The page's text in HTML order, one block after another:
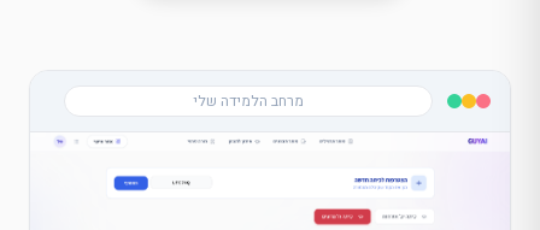
מרחב הלמידה שלי